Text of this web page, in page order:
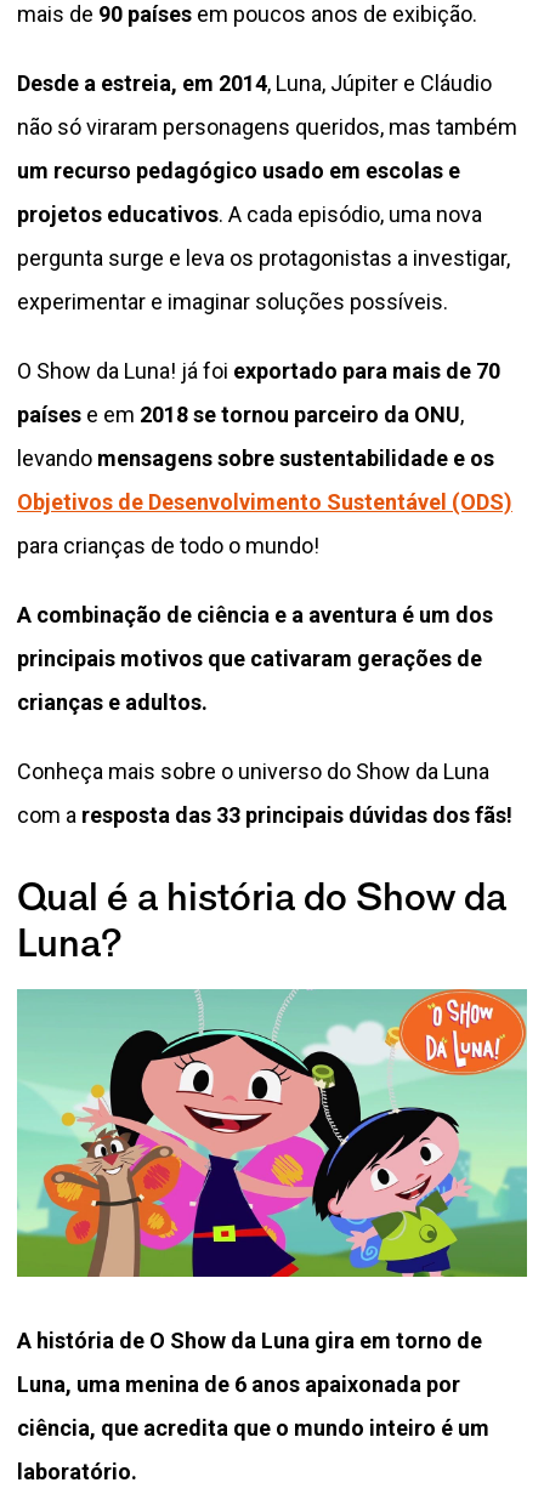
mais de 90 países em poucos anos de exibição.
Desde a estreia, em 2014, Luna, Júpiter e Cláudio
não só viraram personagens queridos, mas também
um recurso pedagógico usado em escolas e
projetos educativos. A cada episódio, uma nova
pergunta surge e leva os protagonistas a investigar,
experimentar e imaginar soluções possíveis.
O Show da Luna! já foi exportado para mais de 70
países e em 2018 se tornou parceiro da ONU,
levando mensagens sobre sustentabilidade e os
Objetivos de Desenvolvimento Sustentável (ODS)
para crianças de todo o mundo!
A combinação de ciência e a aventura é um dos
principais motivos que cativaram gerações de
crianças e adultos.
Conheça mais sobre o universo do Show da Luna
com a resposta das 33 principais dúvidas dos fãs!
Qual é a história do Show da
Luna?
A história de O Show da Luna gira em torno de
Luna, uma menina de 6 anos apaixonada por
ciência, que acredita que o mundo inteiro é um
laboratório.